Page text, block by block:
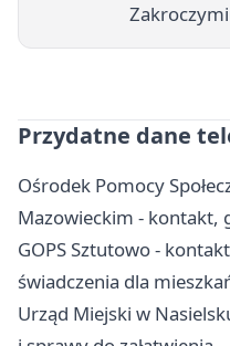
Przydatne dane
Ośrodek Pomocy
Mazowieckim - kontakt,
GOPS Sztutowo -
świadczenia dla
Urząd Miejski w